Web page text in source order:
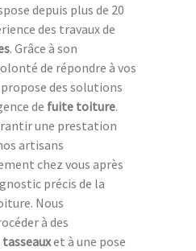
depuis plus de 20
des travaux de
. Grâce à son
de répondre à vos
des solutions
de fuite toiture.
une prestation
artisans
chez vous après
précis de la
Nous
à des
tasseauxet à une pose